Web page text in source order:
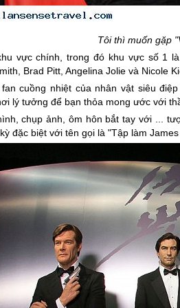
Tôi thì muốn gặp
vực chính, trong đó khu vực số 1
Brad Pitt, Angelina Jolie và Nicole
cuồng nhiệt của nhân vật siêu
lý tưởng để bạn thỏa mong ước với
chụp ảnh, ôm hôn bắt tay với ...
đặc biệt với tên gọi là "Tập làm